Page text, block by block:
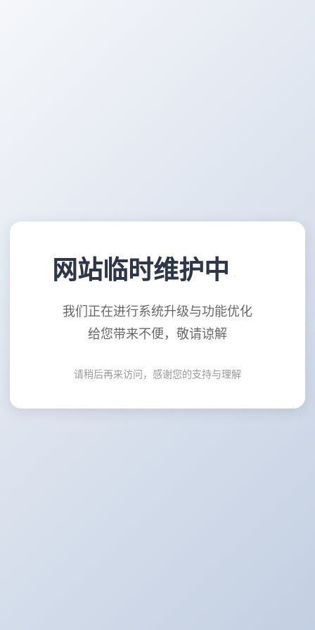
网站临时维护中
我们正在进行系统升级与功能优化
给您带来不便，敬请谅解
请稍后再来访问，感谢您的支持与理解